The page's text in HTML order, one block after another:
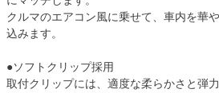
クルマのエアコン風に乗せて、車内を華
込みます。
●ソフトクリップ採用
取付クリップには、適度な柔らかさと弾